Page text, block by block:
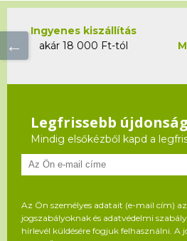
Ingyenes kiszállítás
akár 18 000 Ft-tól
Legfrissebb
Mindig elsőkézből kapd a
Az Ön személyes adatait (e-mail cím)
jogszabályoknak és adatvédelmi
hírlevél küldésére fogjuk felhasználni. A